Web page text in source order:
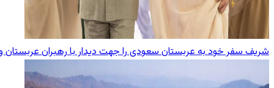
شریف سفر خود به عربستان سعودی را جهت دیدار با رهبران عربستان و